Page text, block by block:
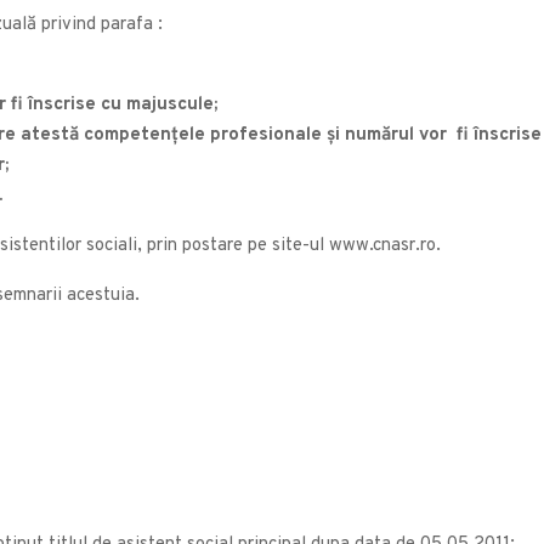
privind parafa :
fi înscrise cu majuscule;
atestă competenţele profesionale şi numărul vor fi înscrise
sociali, prin postare pe site-ul www.cnasr.ro.
acestuia.